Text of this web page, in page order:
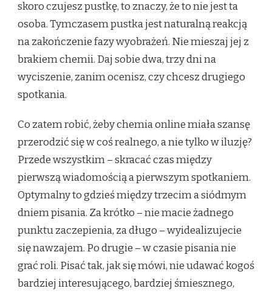
skoro czujesz pustkę, to znaczy, że to nie jest ta
osoba. Tymczasem pustka jest naturalną reakcją
na zakończenie fazy wyobrażeń. Nie mieszaj jej z
brakiem chemii. Daj sobie dwa, trzy dni na
wyciszenie, zanim ocenisz, czy chcesz drugiego
spotkania.
Co zatem robić, żeby chemia online miała szansę
przerodzić się w coś realnego, a nie tylko w iluzję?
Przede wszystkim – skracać czas między
pierwszą wiadomością a pierwszym spotkaniem.
Optymalny to gdzieś między trzecim a siódmym
dniem pisania. Za krótko – nie macie żadnego
punktu zaczepienia, za długo – wyidealizujecie
się nawzajem. Po drugie – w czasie pisania nie
grać roli. Pisać tak, jak się mówi, nie udawać kogoś
bardziej interesującego, bardziej śmiesznego,